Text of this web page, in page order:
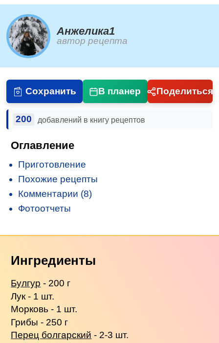
Анжелика1
автор рецепта
Сохранить В планер Поделиться
200 добавлений в книгу рецептов
Оглавление
Приготовление
Похожие рецепты
Комментарии (8)
Фотоотчеты
Ингредиенты
Булгур - 200 г
Лук - 1 шт.
Морковь - 1 шт.
Грибы - 250 г
Перец болгарский - 2-3 шт.